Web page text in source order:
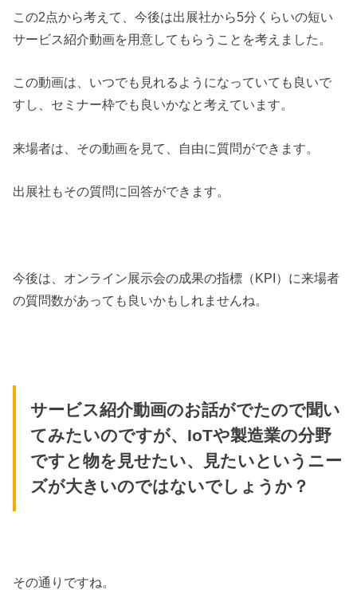
この2点から考えて、今後は出展社から5分くらいの短い
サービス紹介動画を用意してもらうことを考えました。
この動画は、いつでも見れるようになっていても良いで
すし、セミナー枠でも良いかなと考えています。
来場者は、その動画を見て、自由に質問ができます。
出展社もその質問に回答ができます。
今後は、オンライン展示会の成果の指標（KPI）に来場者
の質問数があっても良いかもしれませんね。
サービス紹介動画のお話がでたので聞い
てみたいのですが、IoTや製造業の分野
ですと物を見せたい、見たいというニー
ズが大きいのではないでしょうか？
その通りですね。